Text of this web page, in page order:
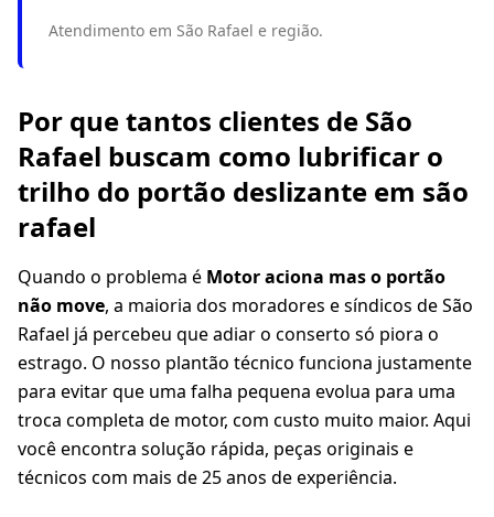
Atendimento em São Rafael e região.
Por que tantos clientes de São
Rafael buscam como lubrificar o
trilho do portão deslizante em são
rafael
Quando o problema é Motor aciona mas o portão
não move, a maioria dos moradores e síndicos de São
Rafael já percebeu que adiar o conserto só piora o
estrago. O nosso plantão técnico funciona justamente
para evitar que uma falha pequena evolua para uma
troca completa de motor, com custo muito maior. Aqui
você encontra solução rápida, peças originais e
técnicos com mais de 25 anos de experiência.